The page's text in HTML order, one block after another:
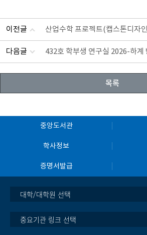
이전글 산업수학 프로젝트(캡스톤디자
다음글 432호 학부생 연구실 2026-하계
목록
중앙도서관
학사정보
증명서발급
대학/대학원 선택
중요기관 링크 선택